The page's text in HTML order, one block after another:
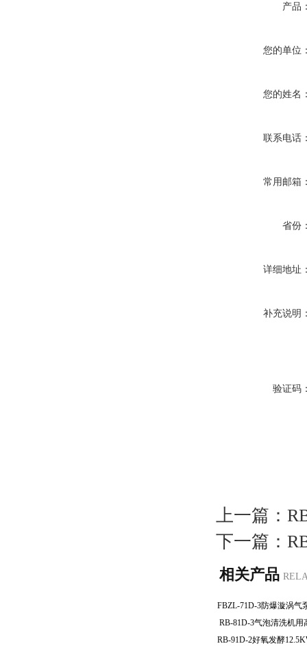
产品
您的单位
您的姓名
联系电话
常用邮箱
省份
详细地址
补充说明
验证码
上一篇：
下一篇：
相关产品
RB-81D-3气泡清洗机